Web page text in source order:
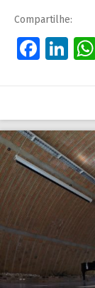
Compartilhe: